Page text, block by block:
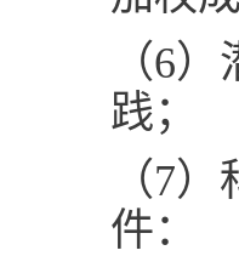
（6
践；
（7
件：